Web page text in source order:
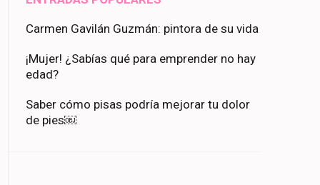
Carmen Gavilán Guzmán: pintora de su vida
¡Mujer! ¿Sabías qué para emprender no hay
edad?
Saber cómo pisas podría mejorar tu dolor
de pies￼